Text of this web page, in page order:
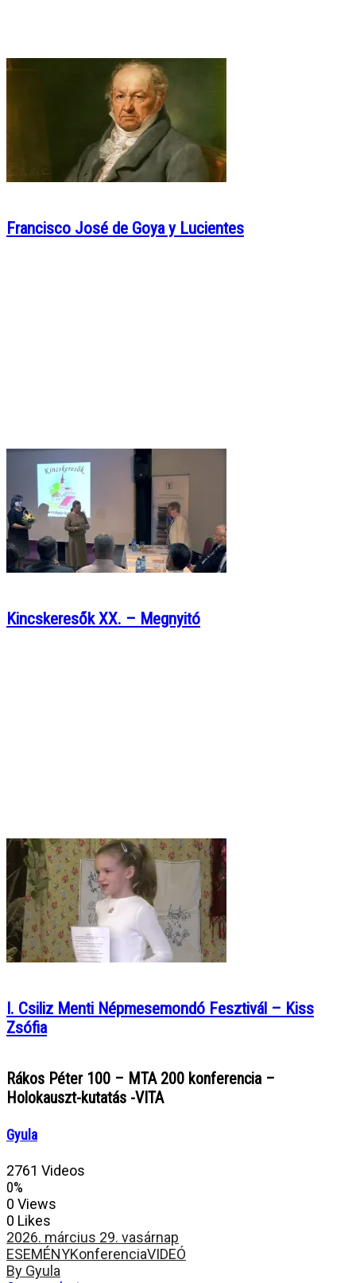
Francisco José de Goya y Lucientes
Kincskeresők XX. – Megnyitó
I. Csiliz Menti Népmesemondó Fesztivál – Kiss
Zsófia
Rákos Péter 100 – MTA 200 konferencia –
Holokauszt-kutatás -VITA
Gyula
2761 Videos
0%
0 Views
0 Likes
2026. március 29. vasárnap
ESEMÉNYKonferenciaVIDEÓ
By Gyula